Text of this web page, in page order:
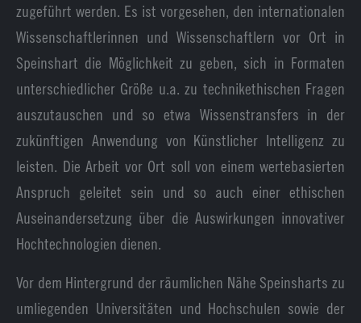
zugeführt werden. Es ist vorgesehen, den internationalen
Wissenschaftlerinnen und Wissenschaftlern vor Ort in
Speinshart die Möglichkeit zu geben, sich in Formaten
unterschiedlicher Größe u.a. zu technikethischen Fragen
auszutauschen und so etwa Wissenstransfers in der
zukünftigen Anwendung von Künstlicher Intelligenz zu
leisten. Die Arbeit vor Ort soll von einem wertebasierten
Anspruch geleitet sein und so auch einer ethischen
Auseinandersetzung über die Auswirkungen innovativer
Hochtechnologien dienen.
Vor dem Hintergrund der räumlichen Nähe Speinsharts zu
umliegenden Universitäten und Hochschulen sowie der